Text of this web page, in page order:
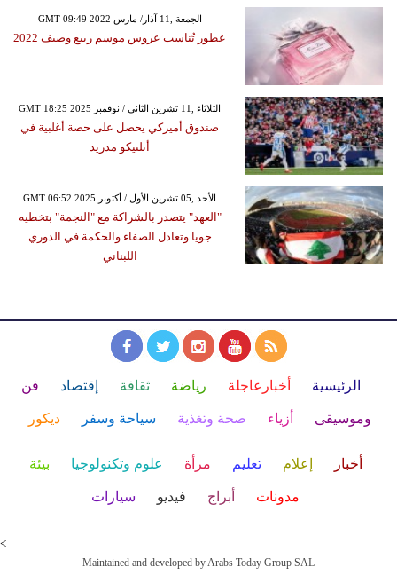
GMT 09:49 2022 الجمعة ,11 آذار/ مارس
عطور تُناسب عروس موسم ربيع وصيف 2022
GMT 18:25 2025 الثلاثاء ,11 تشرين الثاني / نوفمبر
صندوق أميركي يحصل على حصة أغلبية في
أتلتيكو مدريد
GMT 06:52 2025 الأحد ,05 تشرين الأول / أكتوبر
"العهد" يتصدر بالشراكة مع "النجمة" بتخطيه
جويا وتعادل الصفاء والحكمة في الدوري
اللبناني
الرئيسية أخبارعاجلة رياضة ثقافة إقتصاد فن
وموسيقى أزياء صحة وتغذية سياحة وسفر ديكور
أخبار إعلام تعليم مرأة علوم وتكنولوجيا بيئة
مدونات أبراج فيديو سيارات
<
Maintained and developed by Arabs Today Group SAL